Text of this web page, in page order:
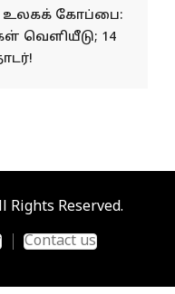
உலகக் கோப்பை:
வெளியீடு; 14
Rights Reserved.
Contact us